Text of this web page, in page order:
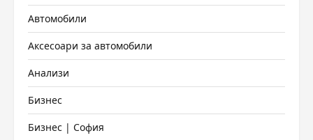
Автомобили
Аксесоари за автомобили
Анализи
Бизнес
Бизнес | София